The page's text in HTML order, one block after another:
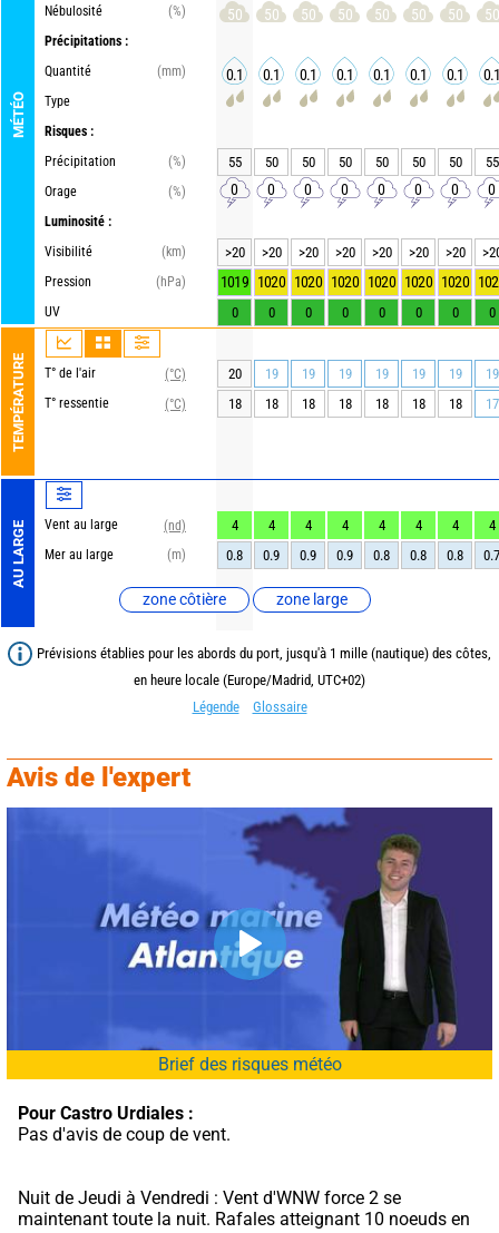
MÉTÉO
Nébulosité
(%)
Précipitations :
Quantité
(mm)
Type
Risques :
Précipitation
(%)
Orage
(%)
Luminosité :
Visibilité
(km)
Pression
(hPa)
UV
TEMPÉRATURE T° de l'air
(°C)
T° ressentie
(°C)
AU LARGE Vent au large
(nd)
Mer au large
(m)
zone côtière zone large
50 50 50 50 50 50 50 50
0.1 0.1 0.1 0.1 0.1 0.1 0.1
55 50 50 50 50 50 50 55
0 0 0 0 0 0 0 0
>20 >20 >20 >20 >20 >20 >20
1019 1020 1020 1020 1020 1020 1020
0 0 0 0 0 0 0 0
20 19 19 19 19 19 19
19
18
18 18 18 18 18 18 17
4 4 4 4 4 4 4
4
0.8
0.9 0.9 0.9 0.8 0.8 0.8 0.7
Prévisions établies pour les abords du port, jusqu'à 1 mille (nautique) des côtes,
en heure locale (Europe/Madrid, UTC+02)
Légende
Glossaire
Avis de l'expert
Brief des risques météo
Pour Castro Urdiales :
Pas d'avis de coup de vent.
Nuit de Jeudi à Vendredi : Vent d'WNW force 2 se
maintenant toute la nuit. Rafales atteignant 10 noeuds en